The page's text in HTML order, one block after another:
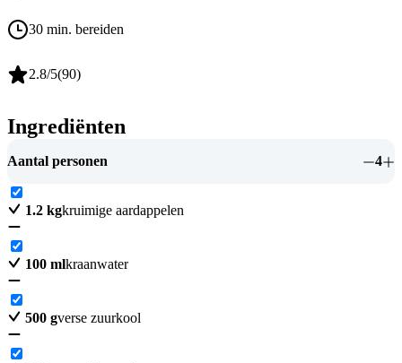
30 min. bereiden
2.8/5(90)
Ingrediënten
Aantal personen 4
1.2 kgkruimige aardappelen
100 mlkraanwater
500 gverse zuurkool